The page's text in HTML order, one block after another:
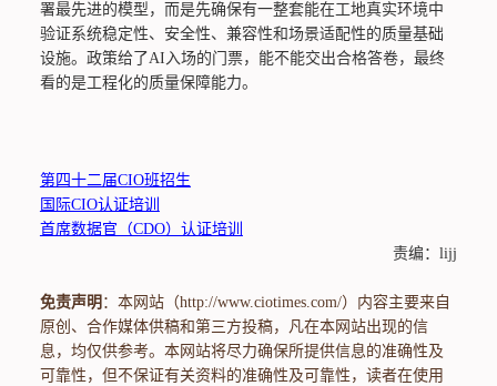
署最先进的模型，而是先确保有一整套能在工地真实环境中
验证系统稳定性、安全性、兼容性和场景适配性的质量基础
设施。政策给了AI入场的门票，能不能交出合格答卷，最终
看的是工程化的质量保障能力。
第四十二届CIO班招生
国际CIO认证培训
首席数据官（CDO）认证培训
责编：lijj
免责声明 ：本网站（http://www.ciotimes.com/）内容主要来自
原创、合作媒体供稿和第三方投稿，凡在本网站出现的信
息，均仅供参考。本网站将尽力确保所提供信息的准确性及
可靠性，但不保证有关资料的准确性及可靠性，读者在使用